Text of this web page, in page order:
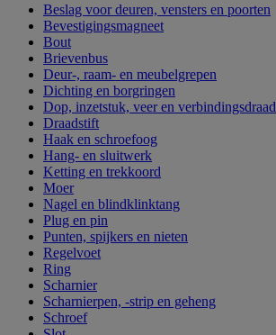
Beslag voor deuren, vensters en poorten
Bevestigingsmagneet
Bout
Brievenbus
Deur-, raam- en meubelgrepen
Dichting en borgringen
Dop, inzetstuk, veer en verbindingsdraad
Draadstift
Haak en schroefoog
Hang- en sluitwerk
Ketting en trekkoord
Moer
Nagel en blindklinktang
Plug en pin
Punten, spijkers en nieten
Regelvoet
Ring
Scharnier
Scharnierpen, -strip en geheng
Schroef